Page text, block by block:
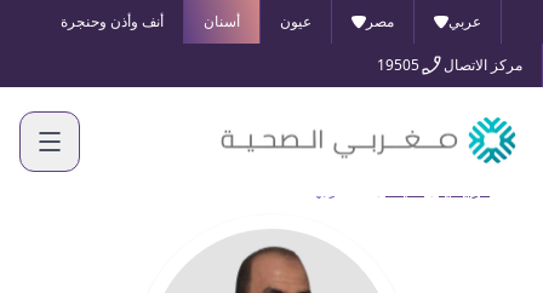
عربي مصر عيون أسنان أنف وأذن وحنجرة
مركز الاتصال 19505